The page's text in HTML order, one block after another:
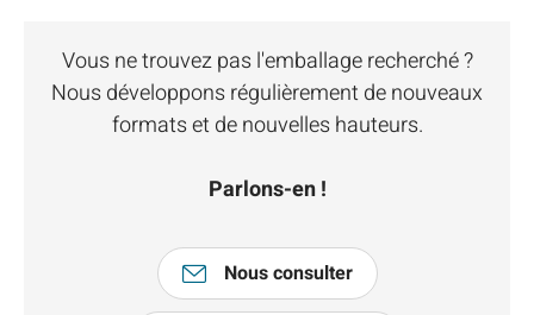
Vous ne trouvez pas l'emballage recherché ?
Nous développons régulièrement de nouveaux
formats et de nouvelles hauteurs.
Parlons-en !
Nous consulter